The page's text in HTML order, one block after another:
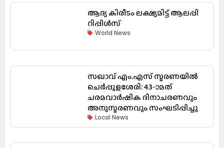
ആദ്യ കിരീടം ലക്ഷ്യമിട്ട് ആലപ്പി
റിപ്പിൾസ്
World News
സഖാവ് എം.എസ് സ്മരണയിൽ
ചെർപ്പുളശേരി: 43-ാമത്
ചരമവാർഷിക ദിനാചരണവും
അനുസ്മരണവും സംഘടിപ്പിച്ചു
Local News